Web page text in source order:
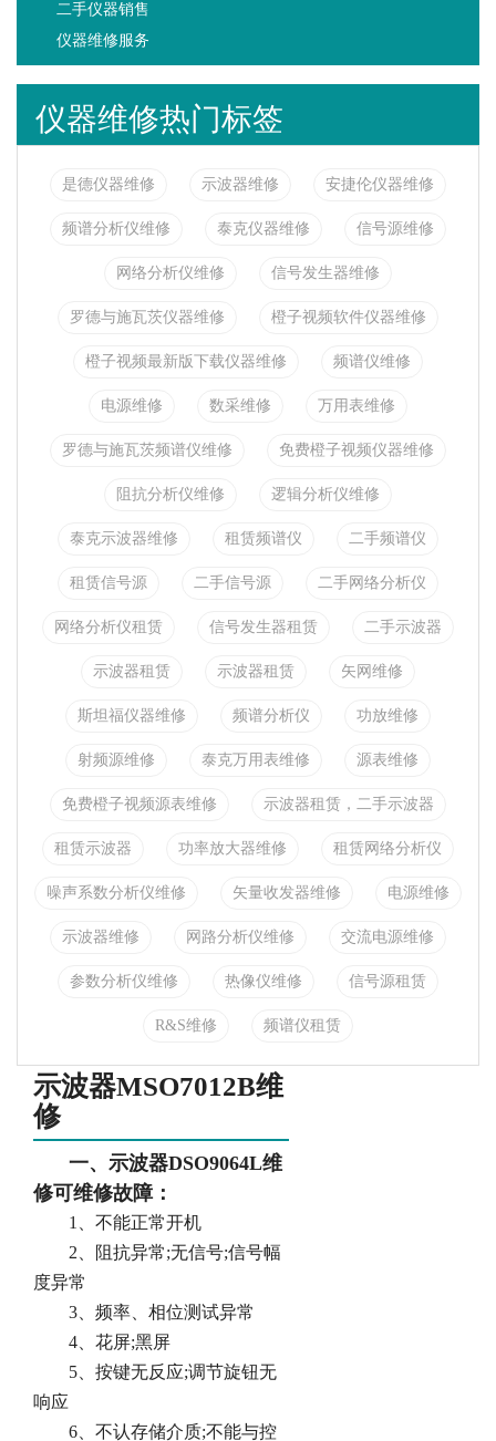
二手仪器销售
仪器维修服务
仪器维修热门标签
是德仪器维修 示波器维修 安捷伦仪器维修
频谱分析仪维修 泰克仪器维修 信号源维修
网络分析仪维修 信号发生器维修
罗德与施瓦茨仪器维修 橙子视频软件仪器维修
橙子视频最新版下载仪器维修 频谱仪维修
电源维修 数采维修 万用表维修
罗德与施瓦茨频谱仪维修 免费橙子视频仪器维修
阻抗分析仪维修 逻辑分析仪维修
泰克示波器维修 租赁频谱仪 二手频谱仪
租赁信号源 二手信号源 二手网络分析仪
网络分析仪租赁 信号发生器租赁 二手示波器
示波器租赁 示波器租赁 矢网维修
斯坦福仪器维修 频谱分析仪 功放维修
射频源维修 泰克万用表维修 源表维修
免费橙子视频源表维修 示波器租赁，二手示波器
租赁示波器 功率放大器维修 租赁网络分析仪
噪声系数分析仪维修 矢量收发器维修 电源维修
示波器维修 网路分析仪维修 交流电源维修
参数分析仪维修 热像仪维修 信号源租赁
R&S维修 频谱仪租赁
示波器MSO7012B维
修
一、示波器DSO9064L维
修可维修故障：
1、不能正常开机
2、阻抗异常;无信号;信号幅
度异常
3、频率、相位测试异常
4、花屏;黑屏
5、按键无反应;调节旋钮无
响应
6、不认存储介质;不能与控